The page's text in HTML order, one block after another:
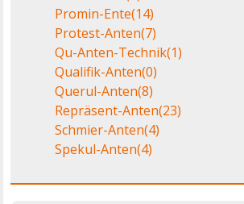
Promin-Ente(14)
Protest-Anten(7)
Qu-Anten-Technik(1)
Qualifik-Anten(0)
Querul-Anten(8)
Repräsent-Anten(23)
Schmier-Anten(4)
Spekul-Anten(4)